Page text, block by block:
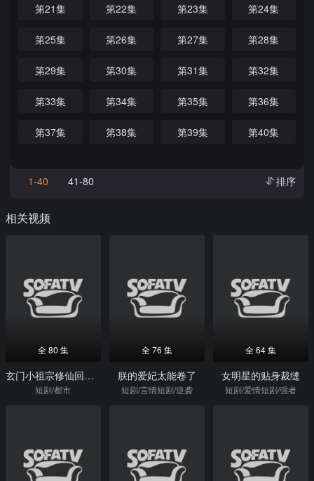
第21集 第22集 第23集 第24集
第25集 第26集 第27集 第28集
第29集 第30集 第31集 第32集
第33集 第34集 第35集 第36集
第37集 第38集 第39集 第40集
1-40 41-80 排序
相关视频
全 80 集
玄门小祖宗修仙回来了第二季
短剧/都市
全 76 集
朕的爱妃太能卷了
短剧/言情短剧/逆袭
全 64 集
女明星的贴身裁缝
短剧/爱情短剧/强者